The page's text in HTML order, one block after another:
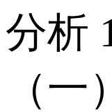
分析
（